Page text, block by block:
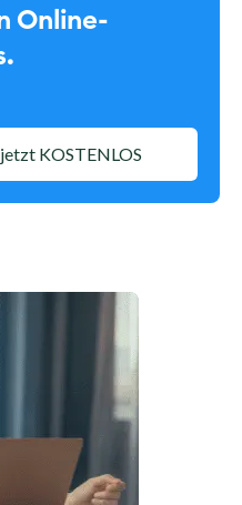
Online-
KOSTENLOS